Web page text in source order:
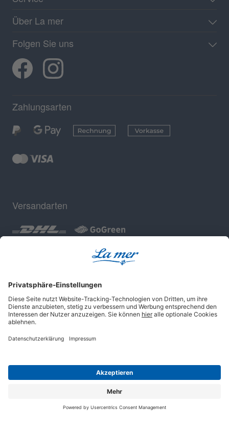
Über La mer
Folgen Sie uns
Zahlungsarten
Versandarten
© 2025 La mer Cosmetics AG, Cuxhaven.
Impressum AGB
Datenschutz